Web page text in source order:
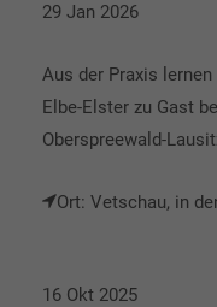
29 Jan 2026
Aus der Praxis
Elbe-Elster zu Gast
Oberspreewald-
Ort: Vetschau, in
16 Okt 2025